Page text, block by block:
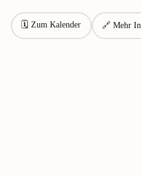
🗓 Zum Kalender 🔗 Mehr